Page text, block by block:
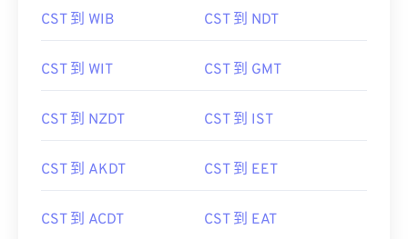
CST 到 WIB CST 到 NDT
CST 到 WIT CST 到 GMT
CST 到 NZDT CST 到 IST
CST 到 AKDT CST 到 EET
CST 到 ACDT CST 到 EAT